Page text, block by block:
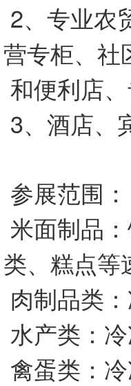
2、专业农
营专柜、社
和便利店、
3、酒店、
参展范围：
米面制品
类、糕点等
肉制品类
水产类：
禽蛋类：